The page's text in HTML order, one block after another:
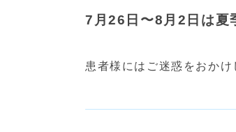
7月26日〜8月2日は夏
患者様にはご迷惑をおか